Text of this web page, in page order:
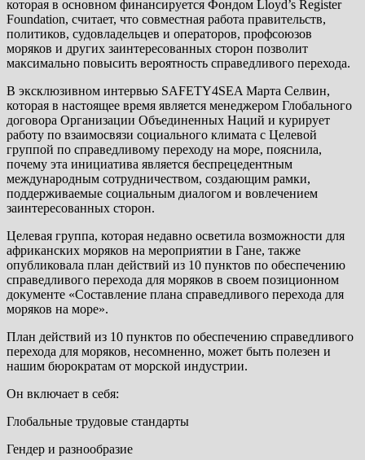
которая в основном финансируется Фондом Lloyd’s Register
Foundation, считает, что совместная работа правительств,
политиков, судовладельцев и операторов, профсоюзов
моряков и других заинтересованных сторон позволит
максимально повысить вероятность справедливого перехода.
В эксклюзивном интервью SAFETY4SEA Марта Селвин,
которая в настоящее время является менеджером Глобального
договора Организации Объединенных Наций и курирует
работу по взаимосвязи социального климата с Целевой
группой по справедливому переходу на море, пояснила,
почему эта инициатива является беспрецедентным
международным сотрудничеством, создающим рамки,
поддерживаемые социальным диалогом и вовлечением
заинтересованных сторон.
Целевая группа, которая недавно осветила возможности для
африканских моряков на мероприятии в Гане, также
опубликовала план действий из 10 пунктов по обеспечению
справедливого перехода для моряков в своем позиционном
документе «Составление плана справедливого перехода для
моряков на море».
План действий из 10 пунктов по обеспечению справедливого
перехода для моряков, несомненно, может быть полезен и
нашим бюрократам от морской индустрии.
Он включает в себя:
Глобальные трудовые стандарты
Гендер и разнообразие